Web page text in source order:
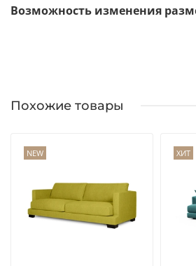
Возможность изменения
Похожие товары
NEW ХИТ